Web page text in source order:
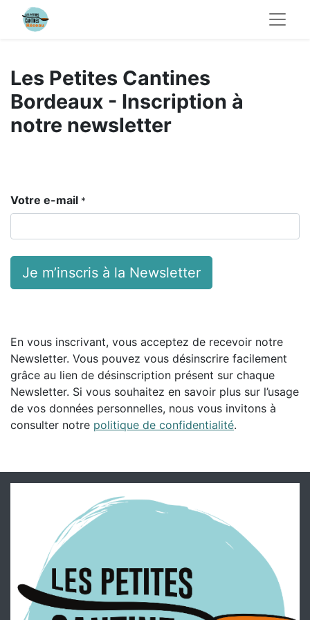
Les Petites Cantines
Bordeaux - Inscription à
notre newsletter
Votre e-mail *
Je m’inscris à la Newsletter
En vous inscrivant, vous acceptez de recevoir notre
Newsletter. Vous pouvez vous désinscrire facilement
grâce au lien de désinscription présent sur chaque
Newsletter. Si vous souhaitez en savoir plus sur l’usage
de vos données personnelles, nous vous invitons à
consulter notre politique de confidentialité.